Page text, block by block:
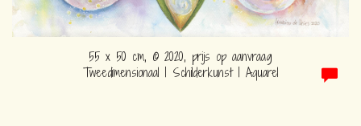
55 x 50 cm, © 2020, prijs op aanvraag
Tweedimensionaal | Schilderkunst | Aquarel